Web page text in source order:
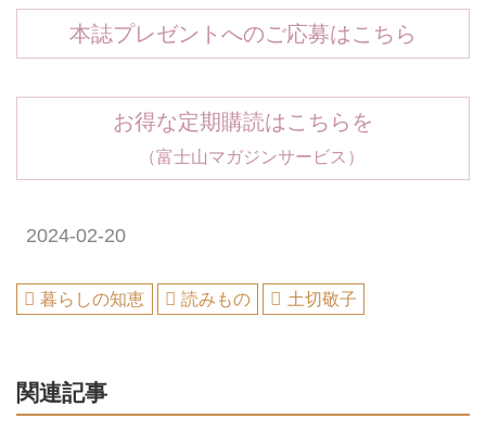
本誌プレゼントへのご応募はこちら
お得な定期購読はこちらを
（富士山マガジンサービス）
2024-02-20
暮らしの知恵 読みもの 土切敬子
関連記事